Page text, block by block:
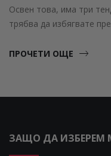
Освен това, има три
трябва да избягвате
ПРОЧЕТИ ОЩЕ
ЗАЩО ДА ИЗБЕРЕМ